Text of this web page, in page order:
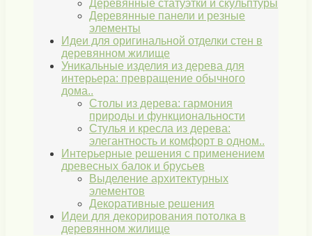
Деревянные статуэтки и скульптуры
Деревянные панели и резные
элементы
Идеи для оригинальной отделки стен в
деревянном жилище
Уникальные изделия из дерева для
интерьера: превращение обычного
дома..
Столы из дерева: гармония
природы и функциональности
Стулья и кресла из дерева:
элегантность и комфорт в одном..
Интерьерные решения с применением
древесных балок и брусьев
Выделение архитектурных
элементов
Декоративные решения
Идеи для декорирования потолка в
деревянном жилище